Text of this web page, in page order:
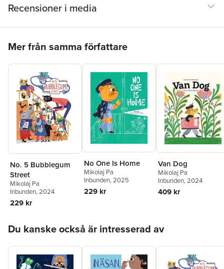
Recensioner i media
Mer från samma författare
No. 5 Bubblegum
Street
Mikolaj Pa
Inbunden, 2024
229 kr
No One Is Home
Mikolaj Pa
Inbunden, 2025
229 kr
Van Dog
Mikolaj Pa
Inbunden, 2024
409 kr
Du kanske också är intresserad av